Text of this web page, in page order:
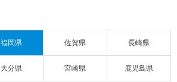
福岡県 佐賀県 長崎県
大分県 宮崎県 鹿児島県